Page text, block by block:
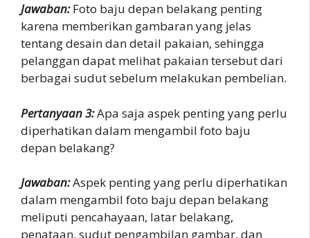
Jawaban:Foto baju depan belakang penting
karena memberikan gambaran yang jelas
tentang desain dan detail pakaian, sehingga
pelanggan dapat melihat pakaian tersebut dari
berbagai sudut sebelum melakukan pembelian.
Pertanyaan 3:Apa saja aspek penting yang perlu
diperhatikan dalam mengambil foto baju
depan belakang?
Jawaban:Aspek penting yang perlu diperhatikan
dalam mengambil foto baju depan belakang
meliputi pencahayaan, latar belakang,
penataan, sudut pengambilan gambar, dan